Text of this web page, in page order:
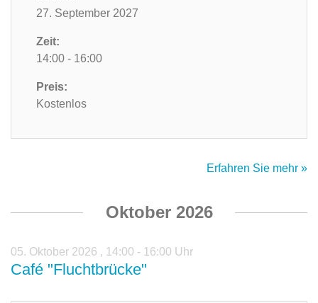
27. September 2027
Zeit:
14:00 - 16:00
Preis:
Kostenlos
Erfahren Sie mehr »
Oktober 2026
05. Oktober 2026 , 14:00 - 16:00 Uhr
Café "Fluchtbrücke"